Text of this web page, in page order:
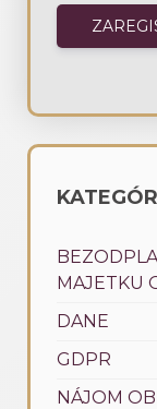
MAJETKU
DANE
GDPR
NÁJOM